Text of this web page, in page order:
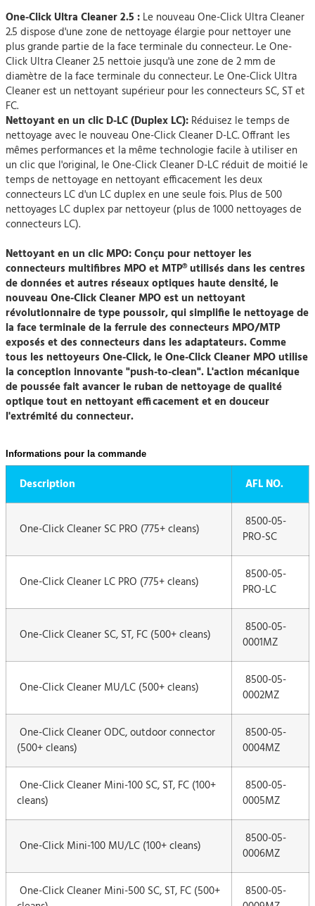
One-Click Ultra Cleaner 2.5 : Le nouveau One-Click Ultra Cleaner
2.5 dispose d'une zone de nettoyage élargie pour nettoyer une
plus grande partie de la face terminale du connecteur. Le One-
Click Ultra Cleaner 2.5 nettoie jusqu'à une zone de 2 mm de
diamètre de la face terminale du connecteur. Le One-Click Ultra
Cleaner est un nettoyant supérieur pour les connecteurs SC, ST et
FC.
Nettoyant en un clic D-LC (Duplex LC): Réduisez le temps de
nettoyage avec le nouveau One-Click Cleaner D-LC. Offrant les
mêmes performances et la même technologie facile à utiliser en
un clic que l'original, le One-Click Cleaner D-LC réduit de moitié le
temps de nettoyage en nettoyant efficacement les deux
connecteurs LC d'un LC duplex en une seule fois. Plus de 500
nettoyages LC duplex par nettoyeur (plus de 1000 nettoyages de
connecteurs LC).
Nettoyant en un clic MPO: Conçu pour nettoyer les
connecteurs multifibres MPO et MTP® utilisés dans les centres
de données et autres réseaux optiques haute densité, le
nouveau One-Click Cleaner MPO est un nettoyant
révolutionnaire de type poussoir, qui simplifie le nettoyage de
la face terminale de la ferrule des connecteurs MPO/MTP
exposés et des connecteurs dans les adaptateurs. Comme
tous les nettoyeurs One-Click, le One-Click Cleaner MPO utilise
la conception innovante "push-to-clean". L'action mécanique
de poussée fait avancer le ruban de nettoyage de qualité
optique tout en nettoyant efficacement et en douceur
l'extrémité du connecteur.
Informations pour la commande
Description AFL NO.
One-Click Cleaner SC PRO (775+ cleans)
8500-05-
PRO-SC
One-Click Cleaner LC PRO (775+ cleans)
8500-05-
PRO-LC
One-Click Cleaner SC, ST, FC (500+ cleans)
8500-05-
0001MZ
One-Click Cleaner MU/LC (500+ cleans)
8500-05-
0002MZ
One-Click Cleaner ODC, outdoor connector
(500+ cleans)
8500-05-
0004MZ
One-Click Cleaner Mini-100 SC, ST, FC (100+
cleans)
8500-05-
0005MZ
One-Click Mini-100 MU/LC (100+ cleans)
8500-05-
0006MZ
One-Click Cleaner Mini-500 SC, ST, FC (500+
8500-05-